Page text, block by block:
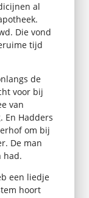
al
Die vond
tijd
de
voor bij
van
En Hadders
om bij
De man
had.
een liedje
hoort